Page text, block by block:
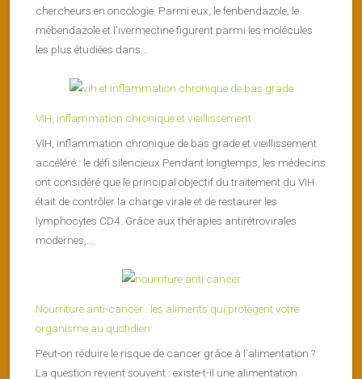
chercheurs en oncologie. Parmi eux, le fenbendazole, le
mébendazole et l’ivermectine figurent parmi les molécules
les plus étudiées dans...
VIH, inflammation chronique et vieillissement
VIH, inflammation chronique de bas grade et vieillissement
accéléré : le défi silencieux Pendant longtemps, les médecins
ont considéré que le principal objectif du traitement du VIH
était de contrôler la charge virale et de restaurer les
lymphocytes CD4. Grâce aux thérapies antirétrovirales
modernes,...
Nourriture anti-cancer : les aliments qui protègent votre
organisme au quotidien
Peut-on réduire le risque de cancer grâce à l’alimentation ?
La question revient souvent : existe-t-il une alimentation